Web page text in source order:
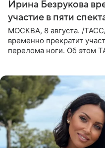
Ирина Безрукова
участие в пяти
МОСКВА, 8 августа. /
временно прекратит
перелома ноги. Об этом